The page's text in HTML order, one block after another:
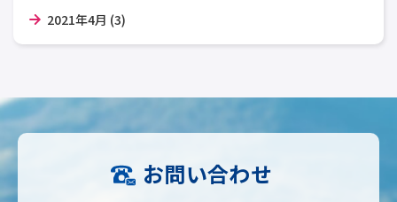
2021年4月 (3)
お問い合わせ